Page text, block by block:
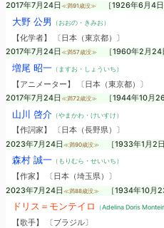
2017年7月24日 ≪満91歳没≫ ［1926年6月4日
大野 公男 （おおの・きみお）
【化学者】 〔日本（東京都）〕
2017年7月24日 ≪満57歳没≫ ［1960年2月24
増尾 昭一（ますお・しょういち）
【アニメーター】 〔日本（東京都）〕
2017年7月24日 ≪満72歳没≫ ［1944年10月26
山川 啓介（やまかわ・けいすけ）
【作詞家】 〔日本（長野県）〕
2023年7月24日 ≪満90歳没≫ ［1933年1月2日
森村 誠一（もりむら・せいいち）
【作家】 〔日本（埼玉県）〕
2023年7月24日 ≪満88歳没≫ ［1934年10月
ドリス＝モンテイロ （Adelina Doris
【歌手】 〔ブラジル〕